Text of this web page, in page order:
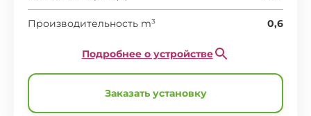
Производительность m³ 0,6
Подробнее о устройстве
Заказать установку